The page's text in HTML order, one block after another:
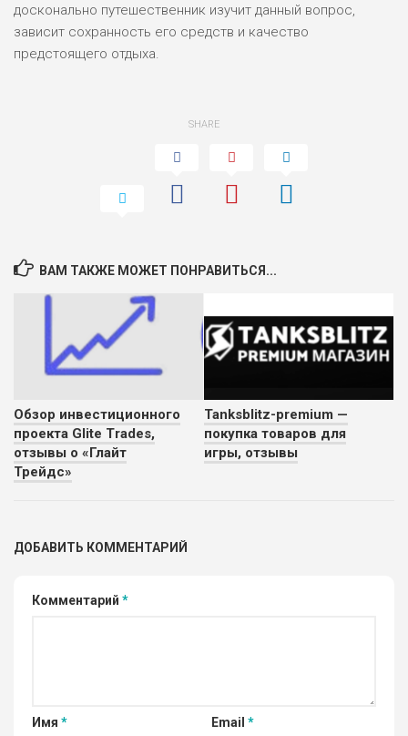
досконально путешественник изучит данный вопрос,
зависит сохранность его средств и качество
предстоящего отдыха.
SHARE
ВАМ ТАКЖЕ МОЖЕТ ПОНРАВИТЬСЯ...
Обзор инвестиционного
проекта Glite Trades,
отзывы о «Глайт
Трейдс»
Tanksblitz-premium —
покупка товаров для
игры, отзывы
ДОБАВИТЬ КОММЕНТАРИЙ
Комментарий *
Имя * Email *